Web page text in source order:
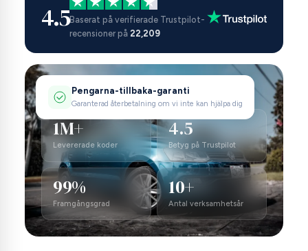
4.5Baserat på verifierade Trustpilot-
recensioner på 22,209
Pengarna-tillbaka-garanti
Garanterad återbetalning om vi inte kan hjälpa dig
1M+
Levererade koder
4.5
Betyg på Trustpilot
99%
Framgångsgrad
10+
Antal verksamhetsår